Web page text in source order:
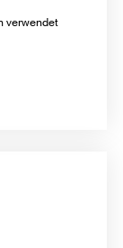
verwendet